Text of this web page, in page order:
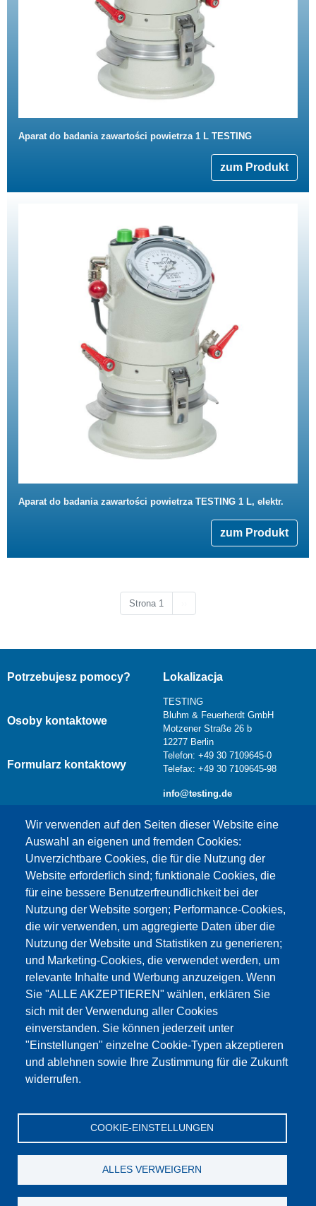
Aparat do badania zawartości powietrza 1 L TESTING
zum Produkt
Aparat do badania zawartości powietrza TESTING 1 L, elektr.
zum Produkt
Strona 1
Wir verwenden auf den Seiten dieser Website eine
Auswahl an eigenen und fremden Cookies:
Unverzichtbare Cookies, die für die Nutzung der
Website erforderlich sind; funktionale Cookies, die
für eine bessere Benutzerfreundlichkeit bei der
Nutzung der Website sorgen; Performance-Cookies,
die wir verwenden, um aggregierte Daten über die
Nutzung der Website und Statistiken zu generieren;
und Marketing-Cookies, die verwendet werden, um
relevante Inhalte und Werbung anzuzeigen. Wenn
Sie "ALLE AKZEPTIEREN" wählen, erklären Sie
sich mit der Verwendung aller Cookies
einverstanden. Sie können jederzeit unter
"Einstellungen" einzelne Cookie-Typen akzeptieren
und ablehnen sowie Ihre Zustimmung für die Zukunft
widerrufen.
COOKIE-EINSTELLUNGEN
ALLES VERWEIGERN
Potrzebujesz pomocy?
Osoby kontaktowe
Formularz kontaktowy
Lokalizacja
TESTING
Bluhm & Feuerherdt GmbH
Motzener Straße 26 b
12277 Berlin
Telefon: +49 30 7109645-0
Telefax: +49 30 7109645-98
info@testing.de
Dieser Inhalt ist blockiert, da die Google Maps
Cookies nicht akzeptiert wurden.
NUR DIE GOOGLE MAPS COOKIES
AKZEPTIEREN.
Alle Cookies akzeptieren
© Testing Bluhm & Feuerherdt GmbH 07.08.2026